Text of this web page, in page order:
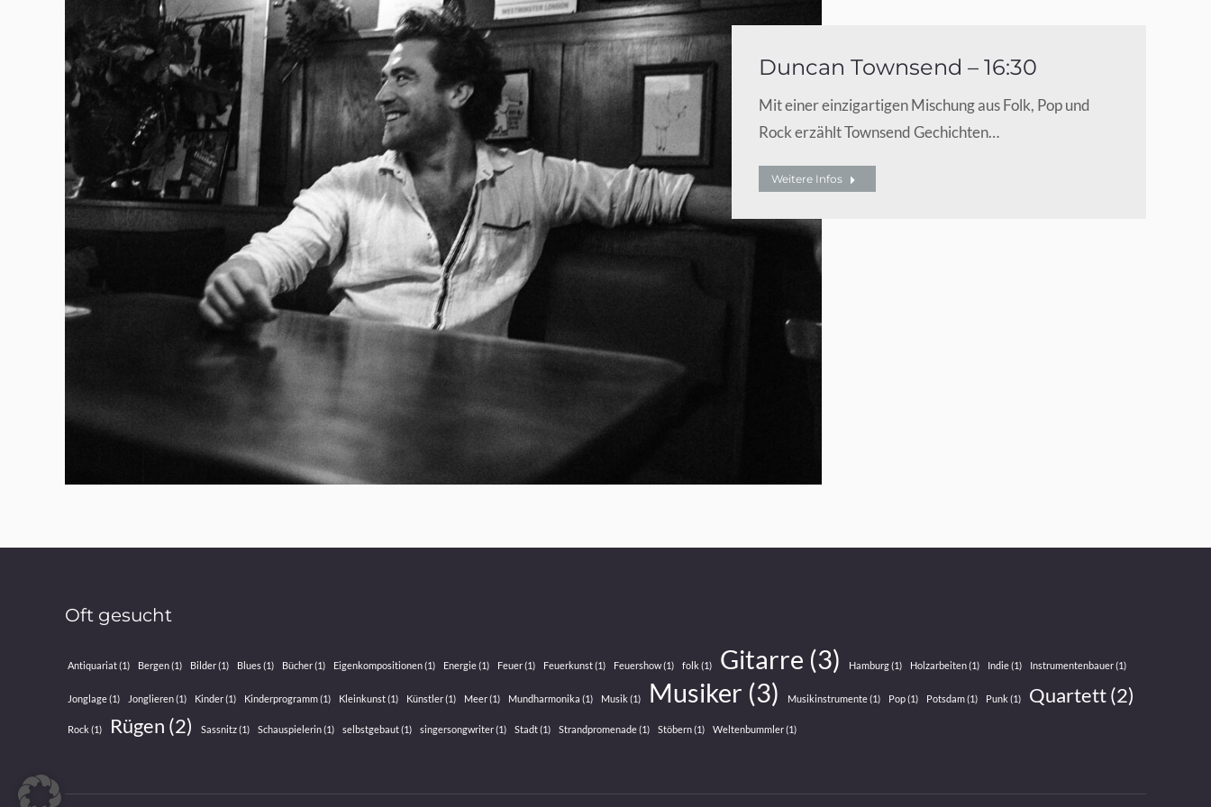
Duncan Townsend – 16:30
Mit einer einzigartigen Mischung aus Folk, Pop und
Rock erzählt Townsend Gechichten…
Weitere Infos
Oft gesucht
Antiquariat(1) Bergen(1) Bilder(1) Blues(1) Bücher(1) Eigenkompositionen(1) Energie(1) Feuer(1) Feuerkunst(1) Feuershow(1) folk (1) Gitarre (3) Hamburg(1) Holzarbeiten(1) Indie(1) Instrumentenbauer(1)
Jonglage(1) Jonglieren(1) Kinder(1) Kinderprogramm(1) Kleinkunst(1) Künstler(1) Meer(1) Mundharmonika (1) Musik (1) Musiker (3) Musikinstrumente(1) Pop(1) Potsdam(1) Punk (1) Quartett(2)
Rock (1) Rügen (2) Sassnitz(1) Schauspielerin(1) selbstgebaut(1) singersongwriter(1) Stadt(1) Strandpromenade(1) Stöbern(1) Weltenbummler(1)